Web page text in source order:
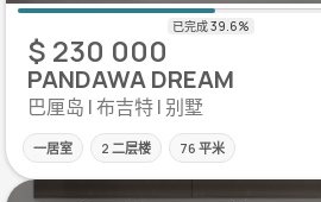
$ 230 000
PANDAWA DREAM
巴厘岛 | 布吉特 | 别墅
一居室 2 二层楼 76 平米